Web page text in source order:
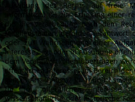
Ausübung des Rechts auf freie
Information; (2) zur Erfüllung einer
die die Verarbeitung nach dem
Mitgliedstaaten, dem der
oder zur Wahrnehmung einer
Interesse liegt oder in Ausübung
dem Verantwortlichen übertragen
öffentlichen Interesses im Bereich
gemäß Art. 9 Abs. 2 lit. h und i sowie
für im öffentlichen Interesse
wissenschaftliche oder historische